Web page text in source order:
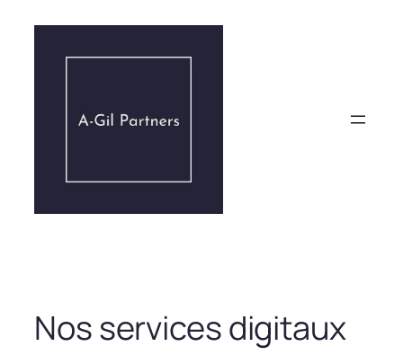
contenu
Nos services digitaux